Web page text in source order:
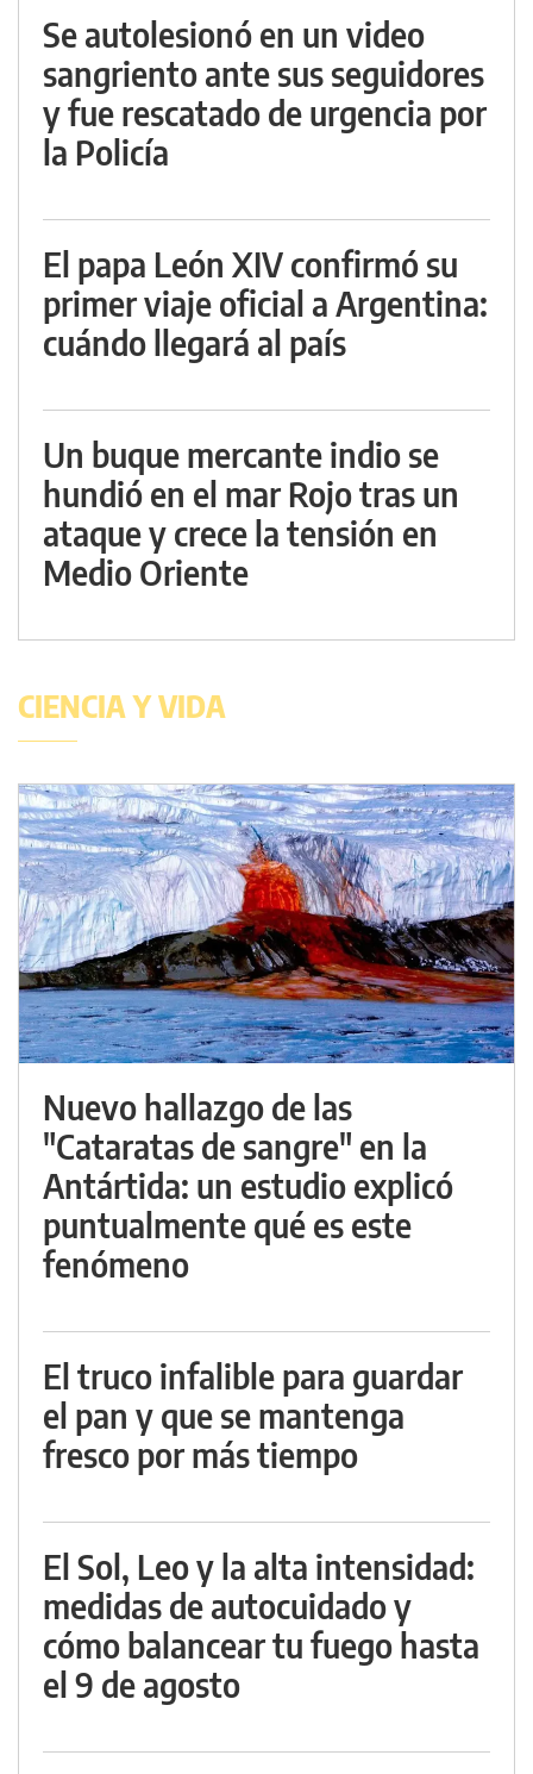
Se autolesionó en un video
sangriento ante sus seguidores
y fue rescatado de urgencia por
la Policía
El papa León XIV confirmó su
primer viaje oficial a Argentina:
cuándo llegará al país
Un buque mercante indio se
hundió en el mar Rojo tras un
ataque y crece la tensión en
Medio Oriente
CIENCIA Y VIDA
Nuevo hallazgo de las
"Cataratas de sangre" en la
Antártida: un estudio explicó
puntualmente qué es este
fenómeno
El truco infalible para guardar
el pan y que se mantenga
fresco por más tiempo
El Sol, Leo y la alta intensidad:
medidas de autocuidado y
cómo balancear tu fuego hasta
el 9 de agosto